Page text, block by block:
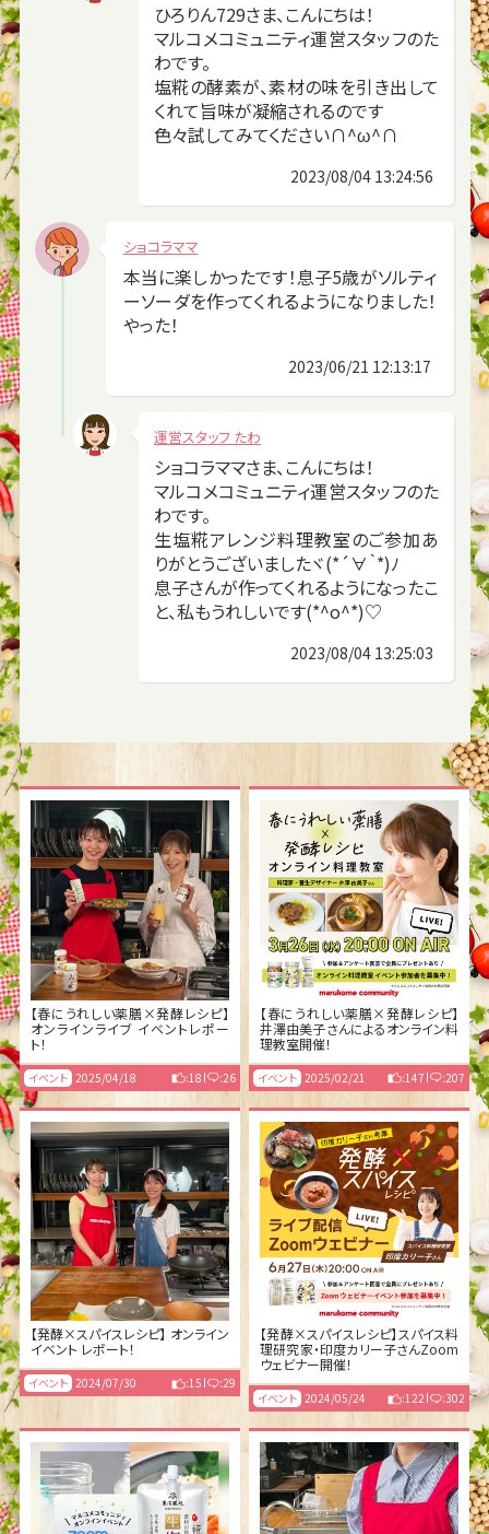
ひろりん729さま、こんにちは！
マルコメコミュニティ運営スタッフのた
わです。
塩糀の酵素が、素材の味を引き出して
くれて旨味が凝縮されるのです
色々試してみてください∩^ω^∩
2023/08/04 13:24:56
ショコラママ
本当に楽しかったです！息子5歳がソルティ
ーソーダを作ってくれるようになりました！
やった！
2023/06/21 12:13:17
運営スタッフ たわ
ショコラママさま、こんにちは！
マルコメコミュニティ運営スタッフのた
わです。
生塩糀アレンジ料理教室のご参加あ
りがとうございましたヾ(*´∀｀*)ﾉ
息子さんが作ってくれるようになったこ
と、私もうれしいです(*^o^*)♡
2023/08/04 13:25:03
【春にうれしい薬膳×発酵レシピ】
オンラインライブ イベントレポー
ト！
イベント 2025/04/18 :18 :26
【春にうれしい薬膳×発酵レシピ】
井澤由美子さんによるオンライン料
理教室開催！
イベント 2025/02/21 :147 :207
【発酵×スパイスレシピ】 オンライン
イベント レポート！
イベント 2024/07/30 :15 :29
【発酵×スパイスレシピ】スパイス料
理研究家・印度カリー子さんZoom
ウェビナー開催！
イベント 2024/05/24 :122 :302